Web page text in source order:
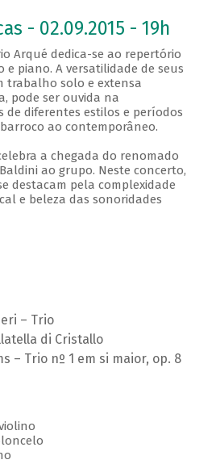
- 02.09.2015 - 19h
Arqué dedica-se ao repertório
e piano. A versatilidade de seus
trabalho solo e extensa
pode ser ouvida na
de diferentes estilos e períodos
ao contemporâneo.
a chegada do renomado
ao grupo. Neste concerto,
destacam pela complexidade
e beleza das sonoridades
– Trio
di Cristallo
– Trio nº 1 em si maior, op. 8